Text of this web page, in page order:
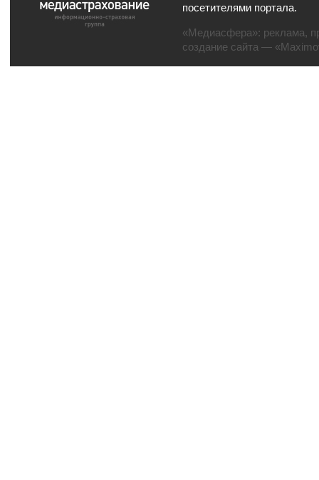
посетителями портала.
«Медиасфера»: реклама,
создание сайта —